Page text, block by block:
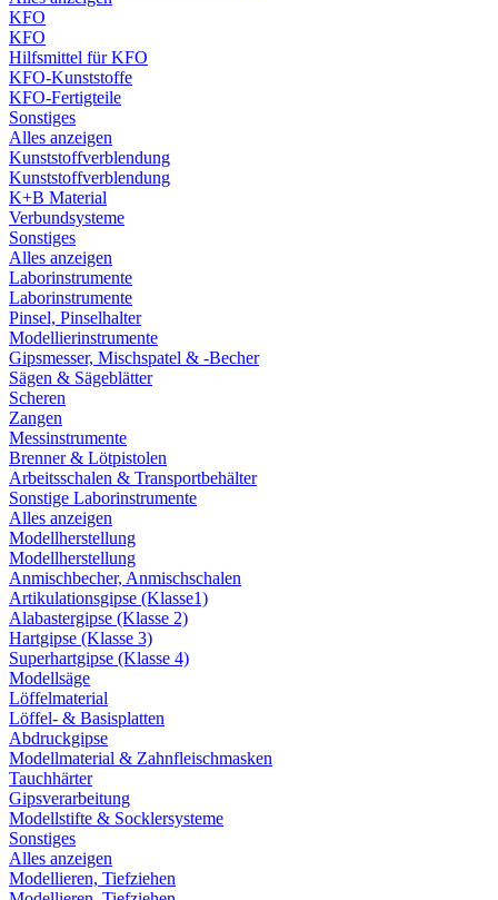
KFO
KFO
Hilfsmittel für KFO
KFO-Kunststoffe
KFO-Fertigteile
Sonstiges
Alles anzeigen
Kunststoffverblendung
Kunststoffverblendung
K+B Material
Verbundsysteme
Sonstiges
Alles anzeigen
Laborinstrumente
Laborinstrumente
Pinsel, Pinselhalter
Modellierinstrumente
Gipsmesser, Mischspatel & -Becher
Sägen & Sägeblätter
Scheren
Zangen
Messinstrumente
Brenner & Lötpistolen
Arbeitsschalen & Transportbehälter
Sonstige Laborinstrumente
Alles anzeigen
Modellherstellung
Modellherstellung
Anmischbecher, Anmischschalen
Artikulationsgipse (Klasse1)
Alabastergipse (Klasse 2)
Hartgipse (Klasse 3)
Superhartgipse (Klasse 4)
Modellsäge
Löffelmaterial
Löffel- & Basisplatten
Abdruckgipse
Modellmaterial & Zahnfleischmasken
Tauchhärter
Gipsverarbeitung
Modellstifte & Socklersysteme
Sonstiges
Alles anzeigen
Modellieren, Tiefziehen